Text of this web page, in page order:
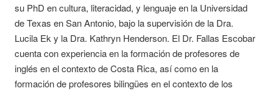
su PhD en cultura, literacidad, y lenguaje en la Universidad
de Texas en San Antonio, bajo la supervisión de la Dra.
Lucila Ek y la Dra. Kathryn Henderson. El Dr. Fallas Escobar
cuenta con experiencia en la formación de profesores de
inglés en el contexto de Costa Rica, así como en la
formación de profesores bilingües en el contexto de los